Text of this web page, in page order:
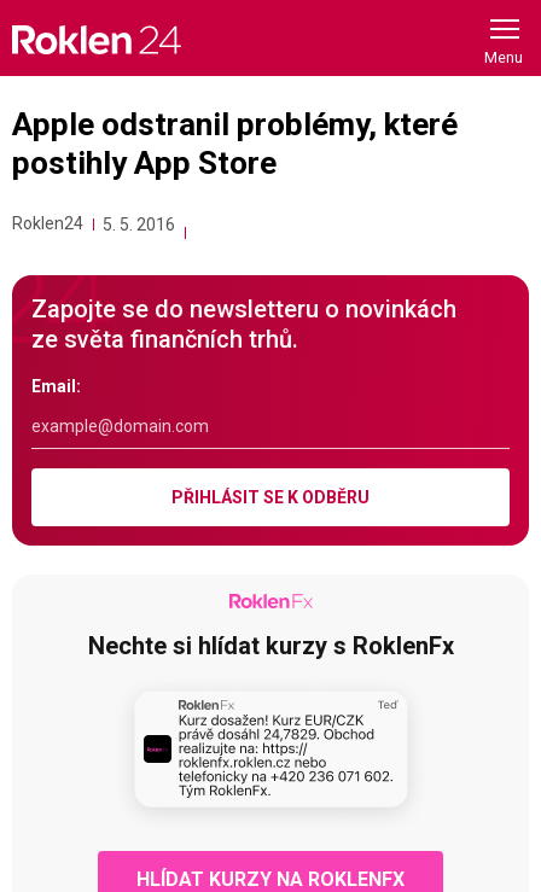
content
Apple odstranil problémy, které
postihly App Store
Roklen24 5. 5. 2016
Zapojte se do newsletteru o novinkách
ze světa finančních trhů.
Email:
PŘIHLÁSIT SE K ODBĚRU
Nechte si hlídat kurzy s RoklenFx
HLÍDAT KURZY NA ROKLENFX